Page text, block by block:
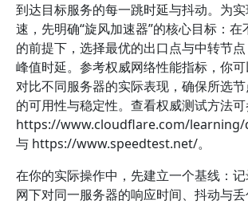
到达目标服务的每一跳时延与抖动。为
速，先明确“旋风加速器”的核心目标：
的前提下，选择最优的出口点与中转节
峰值时延。参考权威网络性能指标，你
对比不同服务器的实际表现，确保所选
的可用性与稳定性。查看权威测试方法
https://www.cloudflare.com/
与 https://www.speedtest.net/。
在你的实际操作中，先建立一个基线：
网下对同一服务器的响应时间、抖动与